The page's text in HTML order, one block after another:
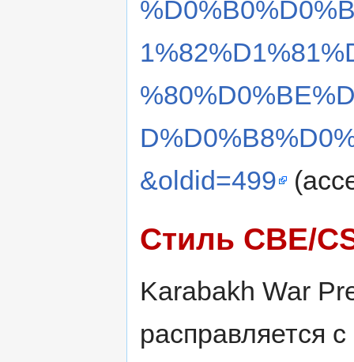
&oldid=499
Стиль CBE/
Karabakh War
расправляется